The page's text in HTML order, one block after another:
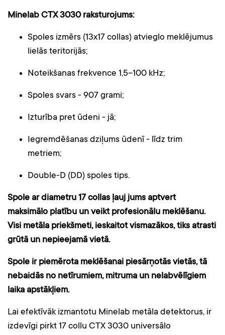
Minelab CTX 3030 raksturojums:
Spoles izmērs (13x17 collas) atvieglo meklējumus
lielās teritorijās;
Noteikšanas frekvence 1,5–100 kHz;
Spoles svars - 907 grami;
Izturība pret ūdeni - jā;
Iegremdēšanas dziļums ūdenī - līdz trim
metriem;
Double-D (DD) spoles tips.
Spole ar diametru 17 collas ļauj jums aptvert
maksimālo platību un veikt profesionālu meklēšanu.
Visi metāla priekšmeti, ieskaitot vismazākos, tiks atrasti
grūtā un nepieejamā vietā.
Spole ir piemērota meklēšanai piesārņotās vietās, tā
nebaidās no netīrumiem, mitruma un nelabvēlīgiem
laika apstākļiem.
Lai efektīvāk izmantotu Minelab metāla detektorus, ir
izdevīgi pirkt 17 collu CTX 3030 universālo